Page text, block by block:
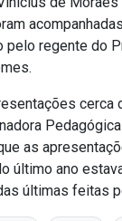
pelo regente do
cerca
as
último ano
últimas feitas